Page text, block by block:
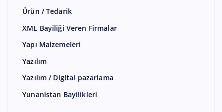
Ürün / Tedarik
XML Bayiliği Veren Firmalar
Yapı Malzemeleri
Yazılım
Yazılım / Digital pazarlama
Yunanistan Bayilikleri